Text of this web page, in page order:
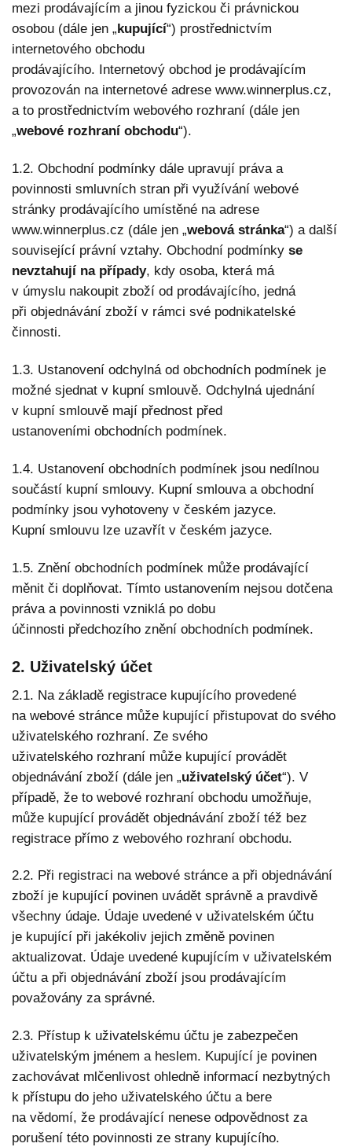
mezi prodávajícím a jinou fyzickou či právnickou
osobou (dále jen „ kupující“) prostřednictvím
internetového obchodu
prodávajícího. Internetový obchod je prodávajícím
provozován na internetové adrese www.winnerplus.cz,
a to prostřednictvím webového rozhraní (dále jen
„webové rozhraní obchodu“).
1.2. Obchodní podmínky dále upravují práva a
povinnosti smluvních stran při využívání webové
stránky prodávajícího umístěné na adrese
www.winnerplus.cz (dále jen „webová stránka“) a další
související právní vztahy. Obchodní podmínky se
nevztahují na případy, kdy osoba, která má
v úmyslu nakoupit zboží od prodávajícího, jedná
při objednávání zboží v rámci své podnikatelské
činnosti.
1.3. Ustanovení odchylná od obchodních podmínek je
možné sjednat v kupní smlouvě. Odchylná ujednání
v kupní smlouvě mají přednost před
ustanoveními obchodních podmínek.
1.4. Ustanovení obchodních podmínek jsou nedílnou
součástí kupní smlouvy. Kupní smlouva a obchodní
podmínky jsou vyhotoveny v českém jazyce.
Kupní smlouvu lze uzavřít v českém jazyce.
1.5. Znění obchodních podmínek může prodávající
měnit či doplňovat. Tímto ustanovením nejsou dotčena
práva a povinnosti vzniklá po dobu
účinnosti předchozího znění obchodních podmínek.
2. Uživatelský účet
2.1. Na základě registrace kupujícího provedené
na webové stránce může kupující přistupovat do svého
uživatelského rozhraní. Ze svého
uživatelského rozhraní může kupující provádět
objednávání zboží (dále jen „uživatelský účet“). V
případě, že to webové rozhraní obchodu umožňuje,
může kupující provádět objednávání zboží též bez
registrace přímo z webového rozhraní obchodu.
2.2. Při registraci na webové stránce a při objednávání
zboží je kupující povinen uvádět správně a pravdivě
všechny údaje. Údaje uvedené v uživatelském účtu
je kupující při jakékoliv jejich změně povinen
aktualizovat. Údaje uvedené kupujícím v uživatelském
účtu a při objednávání zboží jsou prodávajícím
považovány za správné.
2.3. Přístup k uživatelskému účtu je zabezpečen
uživatelským jménem a heslem. Kupující je povinen
zachovávat mlčenlivost ohledně informací nezbytných
k přístupu do jeho uživatelského účtu a bere
na vědomí, že prodávající nenese odpovědnost za
porušení této povinnosti ze strany kupujícího.